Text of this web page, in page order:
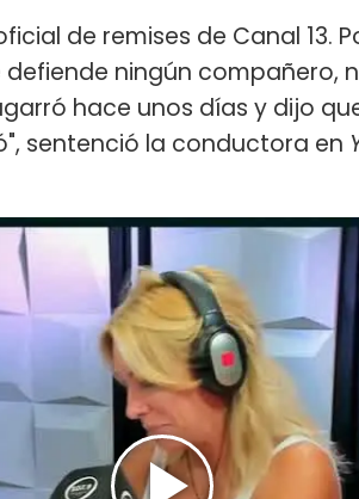
de remises de Canal 13.
ningún compañero,
hace unos días y dijo
sentenció la conductora en